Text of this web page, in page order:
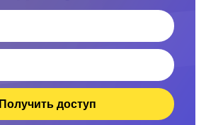
Получить доступ